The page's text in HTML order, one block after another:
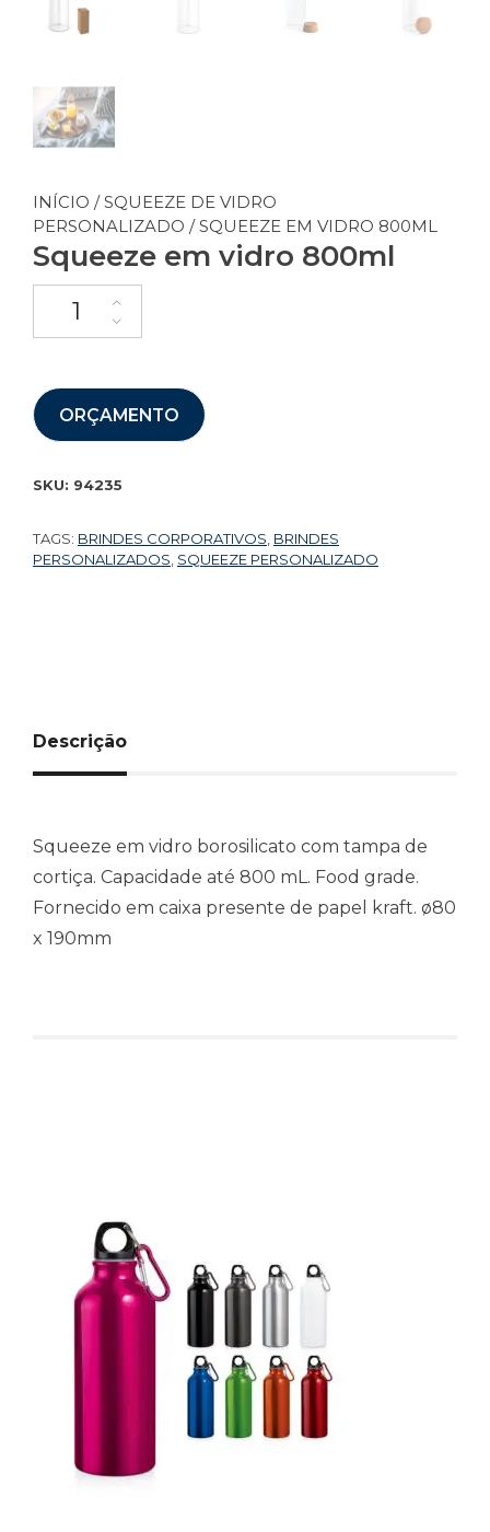
INÍCIO /SQUEEZE DE VIDRO
PERSONALIZADO / SQUEEZE EM VIDRO 800ML
Squeeze em vidro 800ml
ORÇAMENTO
SKU: 94235
TAGS: BRINDES CORPORATIVOS BRINDES
PERSONALIZADOS SQUEEZE PERSONALIZADO
Descrição
Squeeze em vidro borosilicato com tampa de
cortiça. Capacidade até 800 mL. Food grade.
Fornecido em caixa presente de papel kraft. ø80
x 190mm